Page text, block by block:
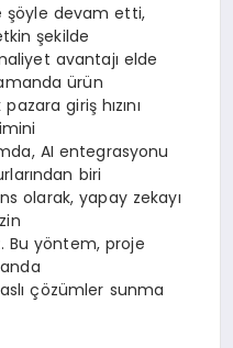
şöyle devam etti,
şekilde
avantajı elde
ürün
giriş hızını
AI entegrasyonu
biri
olarak, yapay zekayı
Bu yöntem, proje
çözümler sunma